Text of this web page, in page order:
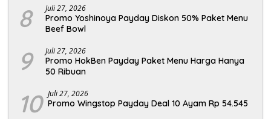
8 Juli 27, 2026
Promo Yoshinoya Payday Diskon 50% Paket Menu
Beef Bowl
9 Juli 27, 2026
Promo HokBen Payday Paket Menu Harga Hanya
50 Ribuan
10 Juli 27, 2026
Promo Wingstop Payday Deal 10 Ayam Rp 54.545